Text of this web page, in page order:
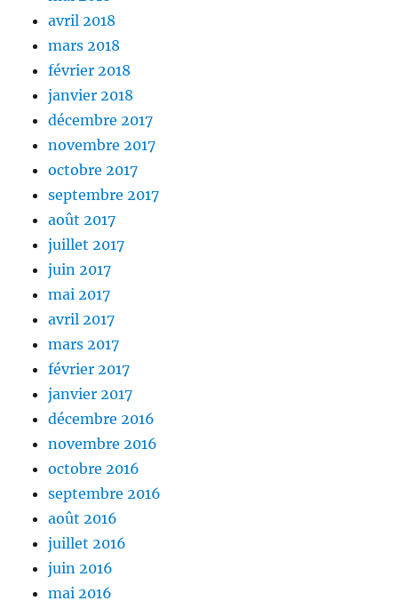
avril 2018
mars 2018
février 2018
janvier 2018
décembre 2017
novembre 2017
octobre 2017
septembre 2017
août 2017
juillet 2017
juin 2017
mai 2017
avril 2017
mars 2017
février 2017
janvier 2017
décembre 2016
novembre 2016
octobre 2016
septembre 2016
août 2016
juillet 2016
juin 2016
mai 2016